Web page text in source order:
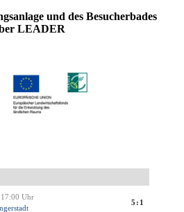
und des Besucherbades
LEADER